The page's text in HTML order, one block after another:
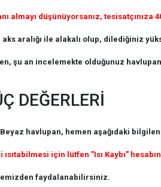
almayı düşünüyorsanız,
aks aralığı ile alakalı olup, dilediğiniz
şu an incelemekte olduğunuz
DEĞERLERİ
havlupan, hemen aşağıdaki
için lütfen "Isı Kaybı"
faydalanabilirsiniz.